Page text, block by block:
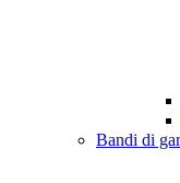
Bandi di